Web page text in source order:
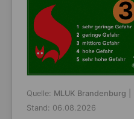
3
Quelle: MLUK Brandenburg
Stand: 06.08.2026